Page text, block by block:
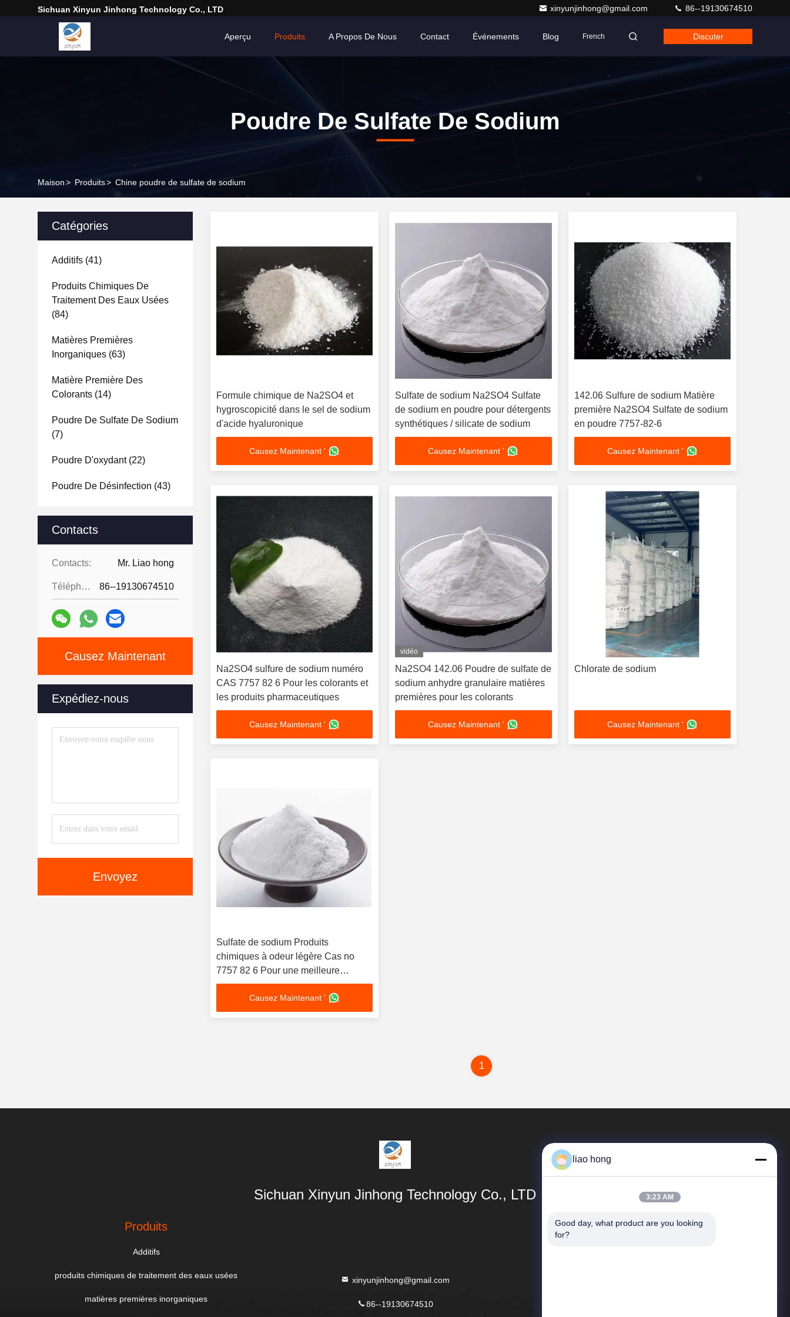
Sichuan Xinyun Jinhong Technology Co., LTD xinyunjinhong@gmail.com 86--19130674510
Aperçu Produits A Propos De Nous Contact Événements Blog French Discuter
Poudre De Sulfate De Sodium
Maison> Produits> Chine poudre de sulfate de sodium
Catégories
Additifs (41)
Produits Chimiques De
Traitement Des Eaux Usées
(84)
Matières Premières
Inorganiques (63)
Matière Première Des
Colorants (14)
Poudre De Sulfate De Sodium
(7)
Poudre D'oxydant(22)
Poudre De Désinfection (43)
Contacts
Contacts: Mr. Liao hong
Téléphone: 86--19130674510
Causez Maintenant
Expédiez-nous
Envoyez
Formule chimique de Na2SO4 et
hygroscopicité dans le sel de sodium
d'acide hyaluronique
Causez Maintenant '
Sulfate de sodium Na2SO4 Sulfate
de sodium en poudre pour détergents
synthétiques / silicate de sodium
Causez Maintenant '
142.06 Sulfure de sodium Matière
première Na2SO4 Sulfate de sodium
en poudre 7757-82-6
Causez Maintenant '
Na2SO4 sulfure de sodium numéro
CAS 7757 82 6 Pour les colorants et
les produits pharmaceutiques
Causez Maintenant '
vidéo
Na2SO4 142.06 Poudre de sulfate de
sodium anhydre granulaire matières
premières pour les colorants
Causez Maintenant '
Chlorate de sodium
Causez Maintenant '
Sulfate de sodium Produits
chimiques à odeur légère Cas no
7757 82 6 Pour une meilleure
efficacité de teinture
Causez Maintenant '
1
Sichuan Xinyun Jinhong Technology Co., LTD
Produits
Additifs
produits chimiques de traitement des eaux usées
matières premières inorganiques
xinyunjinhong@gmail.com
86--19130674510
Liens Rapides
liao hong
3:23 AM
Good day, what product are you looking
for?